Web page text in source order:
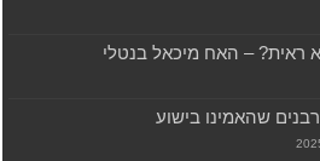
שהאמינו בישוע